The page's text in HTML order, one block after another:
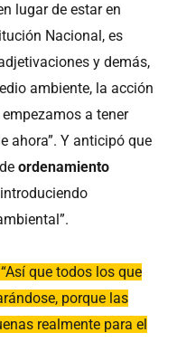
lugar de estar en
Nacional, es
y demás,
ambiente, la acción
a tener
ahora”. Y anticipó que
ordenamiento
que todos los que
porque las
realmente para el